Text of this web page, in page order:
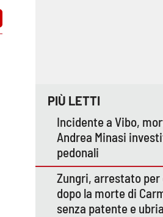
PIÙ LETTI
Incidente a Vibo,
Andrea Minasi
pedonali
Zungri, arrestato
dopo la morte di
senza patente e